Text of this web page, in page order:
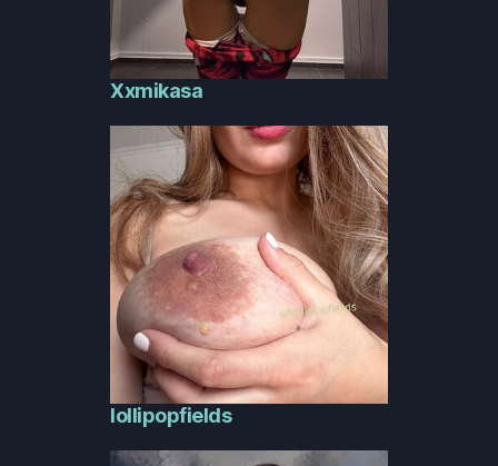
Xxmikasa
lollipopfields